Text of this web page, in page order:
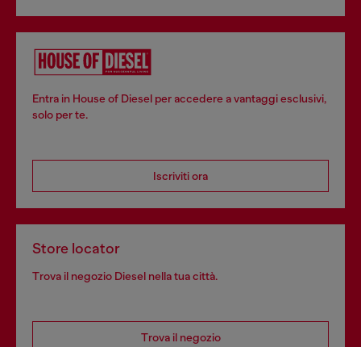
Entra in House of Diesel per accedere a vantaggi esclusivi,
solo per te.
Iscriviti ora
Store locator
Trova il negozio Diesel nella tua città.
Trova il negozio